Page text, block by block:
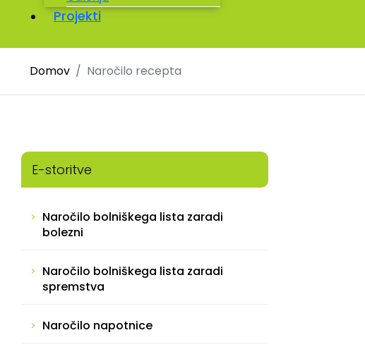
Projekti
Domov Naročilo recepta
E-storitve
Naročilo bolniškega lista zaradi
bolezni
Naročilo bolniškega lista zaradi
spremstva
Naročilo napotnice